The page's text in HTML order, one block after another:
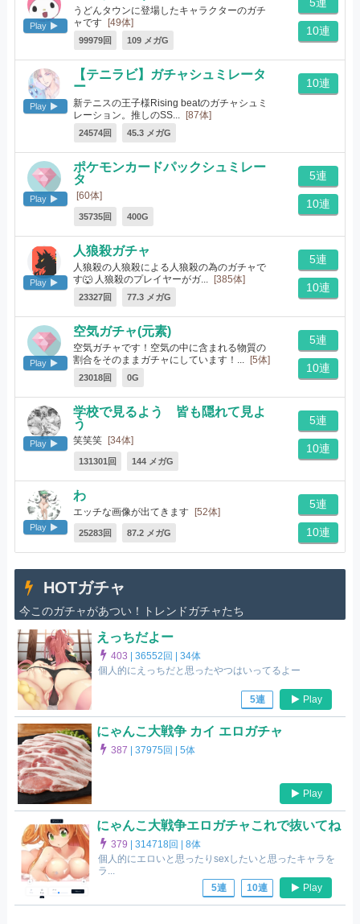
Play
うどんタウンに登場したキャラクターのガチ
ャです
[49体]
99979回 109 メガG
10連
Play
【テニラビ】ガチャシュミレータ
ー
新テニスの王子様Rising beatのガチャシュミ
レーション。推しのSS...
[87体]
24574回 45.3 メガG
10連
Play
ポケモンカードパックシュミレー
タ
[60体]
35735回 400G
5連
10連
Play
人狼殺ガチャ
人狼殺の人狼殺による人狼殺の為のガチャで
す🐺 人狼殺のプレイヤーがガ...
[385体]
23327回 77.3 メガG
5連
10連
Play
空気ガチャ(元素)
空気ガチャです！空気の中に含まれる物質の
割合をそのままガチャにしています！...
[5体]
23018回 0G
5連
10連
Play
学校で見るよう 皆も隠れて見よ
う
笑笑笑 [34体]
131301回 144 メガG
5連
10連
Play
わ
エッチな画像が出てきます [52体]
25283回 87.2 メガG
5連
10連
HOTガチャ
今このガチャがあつい！トレンドガチャたち
えっちだよー
403 |36552回 |34体
個人的にえっちだと思ったやつはいってるよー
5連 Play
にゃんこ大戦争 カイ エロガチャ
387 |37975回 |5体
Play
にゃんこ大戦争エロガチャこれで抜いてね
379 |314718回 |8体
個人的にエロいと思ったりsexしたいと思ったキャラを
ラ...
5連
10連 Play